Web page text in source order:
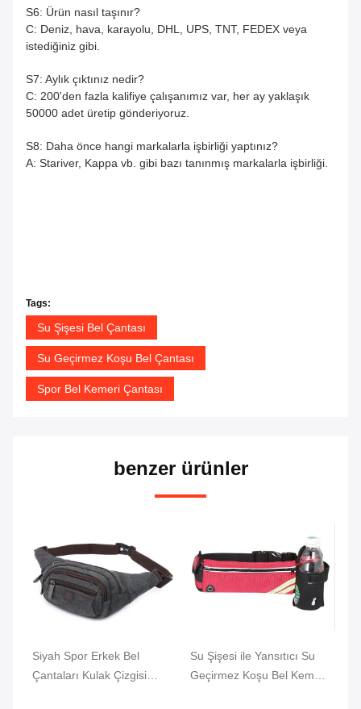
S6: Ürün nasıl taşınır?
C: Deniz, hava, karayolu, DHL, UPS, TNT, FEDEX veya
istediğiniz gibi.
S7: Aylık çıktınız nedir?
C: 200'den fazla kalifiye çalışanımız var, her ay yaklaşık
50000 adet üretip gönderiyoruz.
S8: Daha önce hangi markalarla işbirliği yaptınız?
A: Stariver, Kappa vb. gibi bazı tanınmış markalarla işbirliği.
Tags:
Su Şişesi Bel Çantası
Su Geçirmez Koşu Bel Çantası
Spor Bel Kemeri Çantası
benzer ürünler
Siyah Spor Erkek Bel
Çantaları Kulak Çizgisi
Su Şişesi ile Yansıtıcı Su
Geçirmez Koşu Bel Kemeri